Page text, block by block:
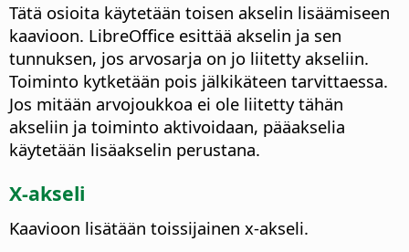
Tätä osioita käytetään toisen akselin lisäämiseen
kaavioon. LibreOffice esittää akselin ja sen
tunnuksen, jos arvosarja on jo liitetty akseliin.
Toiminto kytketään pois jälkikäteen tarvittaessa.
Jos mitään arvojoukkoa ei ole liitetty tähän
akseliin ja toiminto aktivoidaan, pääakselia
käytetään lisäakselin perustana.
X-akseli
Kaavioon lisätään toissijainen x-akseli.